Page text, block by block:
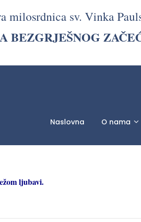
milosrdnica sv. Vinka
BEZGRJEŠNOG
Naslovna O nama
ljubavi.